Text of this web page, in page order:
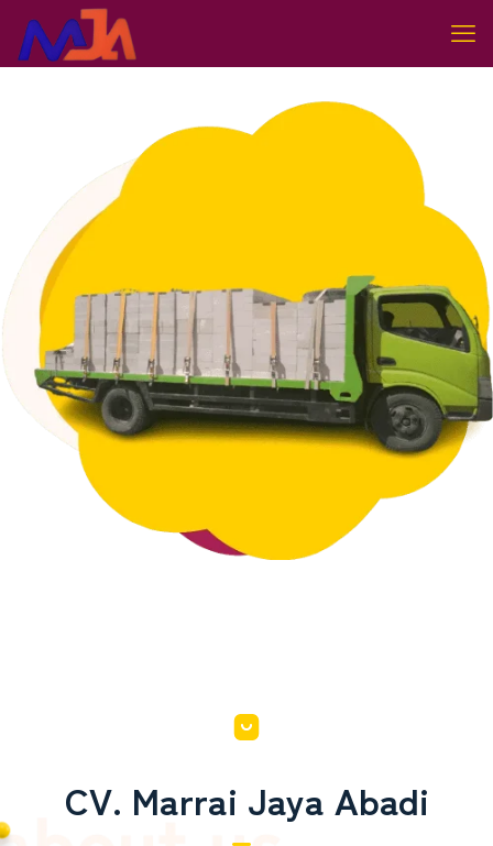
CV. Marrai Jaya Abadi